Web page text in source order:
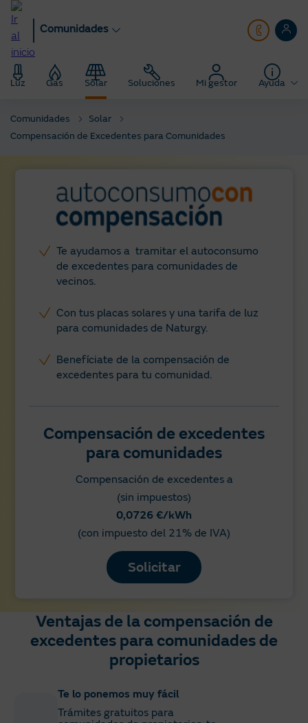
Pasar
contenido
principal
Comunidades
Luz Gas Solar Soluciones Mi gestor Ayuda
Comunidades
Solar
Compensación de Excedentes para Comunidades
Te ayudamos a tramitar el autoconsumo
de excedentes para comunidades de
vecinos.
Con tus placas solares y una tarifa de luz
para comunidades de Naturgy.
Benefíciate de la compensación de
excedentes para tu comunidad.
Compensación de excedentes
para comunidades
Compensación de excedentes a
(sin impuestos)
0,0726 €/kWh
(con impuesto del 21% de IVA)
Solicitar
Ventajas de la compensación de
excedentes para comunidades de
propietarios
Te lo ponemos muy fácil
Trámites gratuitos para